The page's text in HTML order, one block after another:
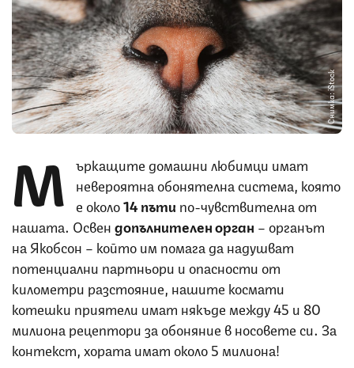
Снимка: iStock
М
ъркащите домашни любимци имат
невероятна обонятелна система, която
е около14 пъти по-чувствителна от
нашата. Освендопълнителен орган – органът
на Якобсон – който им помага да надушват
потенциални партньори и опасности от
километри разстояние, нашите космати
котешки приятели имат някъде между 45 и 80
милиона рецептори за обоняние в носовете си. За
контекст, хората имат около 5 милиона!